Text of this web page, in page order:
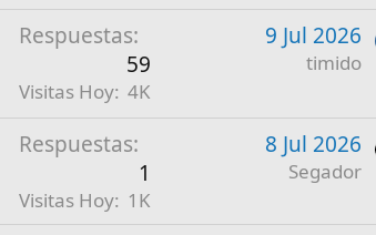
Respuestas
59
Visitas Hoy 4K
9 Jul 2026
timido
Respuestas
1
Visitas Hoy 1K
8 Jul 2026
Segador